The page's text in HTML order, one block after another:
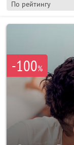
По рейтингу
-100%